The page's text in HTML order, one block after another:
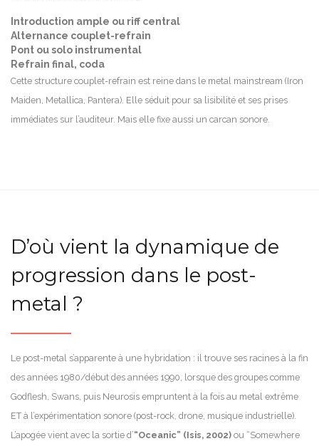
Introduction ample ou riff central
Alternance couplet-refrain
Pont ou solo instrumental
Refrain final, coda
Cette structure couplet-refrain est reine dans le metal mainstream (Iron
Maiden, Metallica, Pantera). Elle séduit pour sa lisibilité et ses prises
immédiates sur l’auditeur. Mais elle fixe aussi un carcan sonore.
D’où vient la dynamique de
progression dans le post-
metal ?
Le post-metal s’apparente à une hybridation : il trouve ses racines à la fin
des années 1980/début des années 1990, lorsque des groupes comme
Godflesh, Swans, puis Neurosis empruntent à la fois au metal extrême
ET à l’expérimentation sonore (post-rock, drone, musique industrielle).
L’apogée vient avec la sortie d’“Oceanic” (Isis, 2002) ou “Somewhere